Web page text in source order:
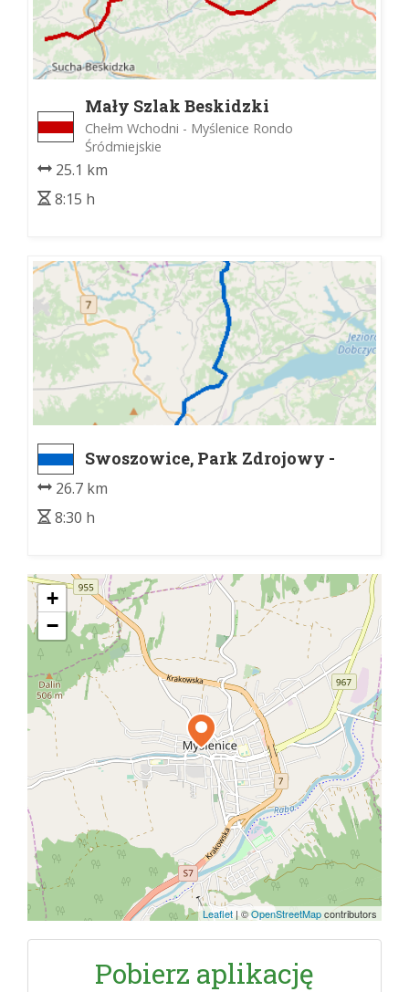
Mały Szlak Beskidzki
Chełm Wchodni - Myślenice Rondo
Śródmiejskie
25.1 km
8:15 h
Swoszowice, Park Zdrojowy -
Myślenice Zarabie
26.7 km
8:30 h
+
−
Leaflet |©OpenStreetMapcontributors
Pobierz aplikację